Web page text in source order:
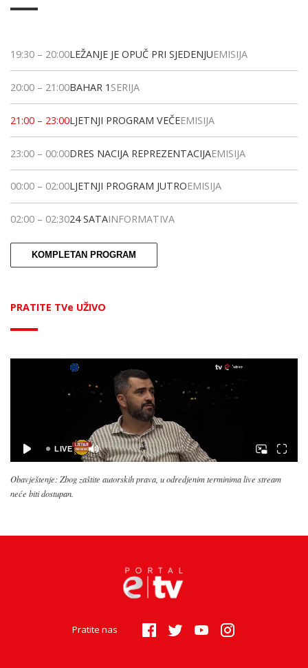
19:30 – 20:00LEŽANJE JE OPUČ PRI SJEDENJUEMISIJA
20:00 – 21:00BAHAR 1 SERIJA
21:00 – 23:00LJETNJI PROGRAM VEČEEMISIJA
23:00 – 00:00DRES NACIJA REPREZENTACIJAEMISIJA
00:00 – 02:00LJETNJI PROGRAM JUTROEMISIJA
02:00 – 02:3024 SATAINFORMATIVA
KOMPLETAN PROGRAM
PRATITE TVe UŽIVO
Obavještenje: Zbog zaštite autorskih prava, u odredjenim terminima live stream
neće biti dostupan.
Pratite nas